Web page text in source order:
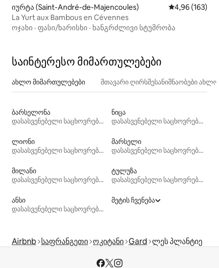
იურტა (Saint-André-de-Majencoules) საშუალო
4,96 (163)
La Yurt aux Bambous en Cévennes
ოჯახი · ფასი/ხარისხი · ხანგრძლივი სტუმრობა
საინტერესო მიმართულებები
ახლო მიმართულებები მთავარი ღირსშესანიშნაობები
ბარსელონა
დასასვენებელი საცხოვრებლები
ნიცა
დასასვენებელი საცხოვრებლები
ლიონი
დასასვენებელი საცხოვრებლები
მარსელი
დასასვენებელი საცხოვრებლები
მილანი
დასასვენებელი საცხოვრებლები
ტულუზა
დასასვენებელი საცხოვრებლები
ანსი
დასასვენებელი საცხოვრებლები
მეტის ჩვენება
Airbnb საფრანგეთი ოკიტანი Gard ლეს პლანტიე